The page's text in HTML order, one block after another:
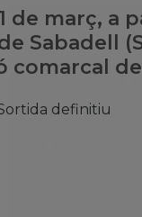
de març, a
Sabadell
comarcal
definitiu